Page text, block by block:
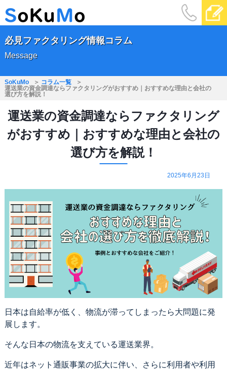
必見ファクタリング情報コラム
Message
SoKuMo
コラム一覧
運送業の資金調達ならファクタリングがおすすめ｜おすすめな理由と会社の
選び方を解説！
運送業の資金調達ならファクタリング
がおすすめ｜おすすめな理由と会社の
選び方を解説！
2025年6月23日
日本は自給率が低く、物流が滞ってしまったら大問題に発
展します。
そんな日本の物流を支えている運送業界。
近年はネット通販事業の拡大に伴い、さらに利用者や利用